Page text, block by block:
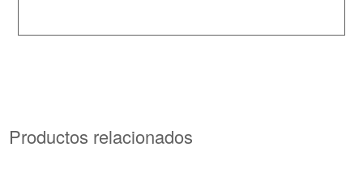
Productos relacionados